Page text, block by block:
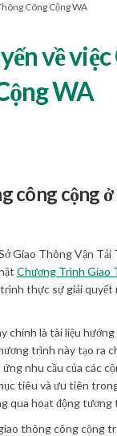
Công Cộng WA
về
WA
tuyến về
trựctrực
khai trực
công cộng
Giao Thông Vận Tải
Chương Trình Giao
thực sự giải quyết
là tài liệu hướng
trình này tạo ra
nhu cầu của các
tiêu và ưu tiên
qua hoạt động tương
thông công cộng